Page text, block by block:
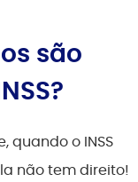
são
quando o INSS
não tem direito!